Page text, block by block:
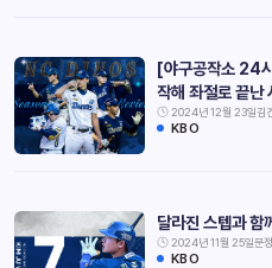
[야구공작소 24
작해 좌절로 끝난
2024년 12월 23일김
KBO
달라진 스텝과 함
2024년 11월 25일문
KBO